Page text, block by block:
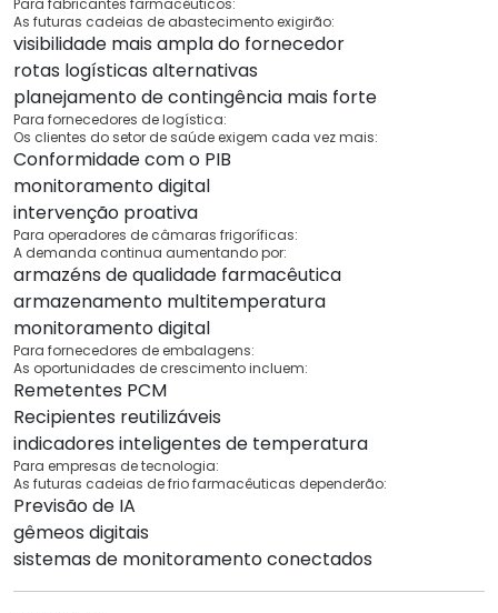
As futuras cadeias de abastecimento exigirão:
visibilidade mais ampla do fornecedor
rotas logísticas alternativas
planejamento de contingência mais forte
Para fornecedores de logística:
Os clientes do setor de saúde exigem cada vez mais:
Conformidade com o PIB
monitoramento digital
intervenção proativa
Para operadores de câmaras frigoríficas:
A demanda continua aumentando por:
armazéns de qualidade farmacêutica
armazenamento multitemperatura
monitoramento digital
Para fornecedores de embalagens:
As oportunidades de crescimento incluem:
Remetentes PCM
Recipientes reutilizáveis
indicadores inteligentes de temperatura
Para empresas de tecnologia:
As futuras cadeias de frio farmacêuticas dependerão:
Previsão de IA
gêmeos digitais
sistemas de monitoramento conectados